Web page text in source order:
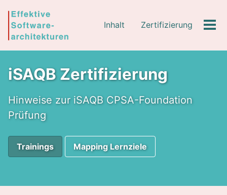
primary
navigation
content
footer
Inhalt Zertifizierung
iSAQB Zertifizierung
Hinweise zur iSAQB CPSA-Foundation
Prüfung
Trainings Mapping Lernziele